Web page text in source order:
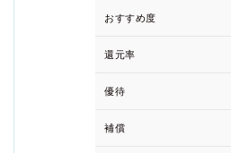
おすすめ度
還元率
優待
補償